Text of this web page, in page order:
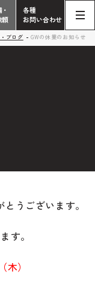
定休）
頼
各種
お問い合わせ
ブログ GWの休業のお知らせ
うございます。
す。
）